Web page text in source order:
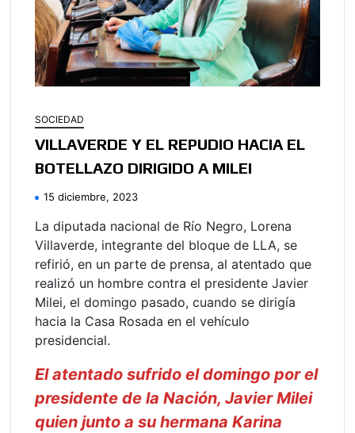
SOCIEDAD
VILLAVERDE Y EL REPUDIO HACIA EL
BOTELLAZO DIRIGIDO A MILEI
15 diciembre, 2023
La diputada nacional de Río Negro, Lorena
Villaverde, integrante del bloque de LLA, se
refirió, en un parte de prensa, al atentado que
realizó un hombre contra el presidente Javier
Milei, el domingo pasado, cuando se dirigía
hacia la Casa Rosada en el vehículo
presidencial.
El atentado sufrido el domingo por el
presidente de la Nación, Javier Milei
quien junto a su hermana Karina